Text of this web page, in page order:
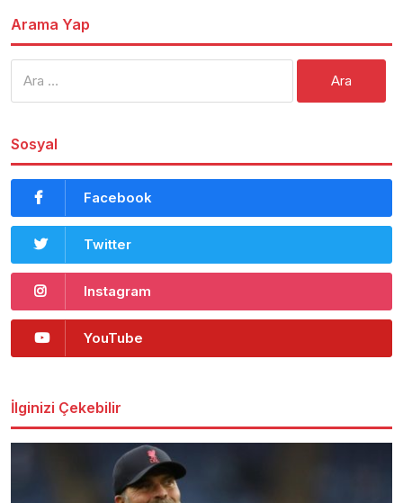
Arama Yap
Sosyal
Facebook
Twitter
Instagram
YouTube
İlginizi Çekebilir